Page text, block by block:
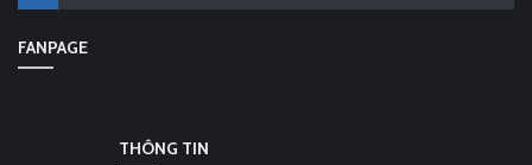
FANPAGE
THÔNG TIN